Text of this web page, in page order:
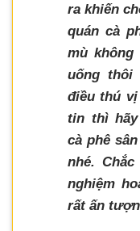
ra khiến
quán cà
mù
uống thôi
điều thú vị
tin thì hãy
cà phê
nhé.
nghiệm
rất ấn